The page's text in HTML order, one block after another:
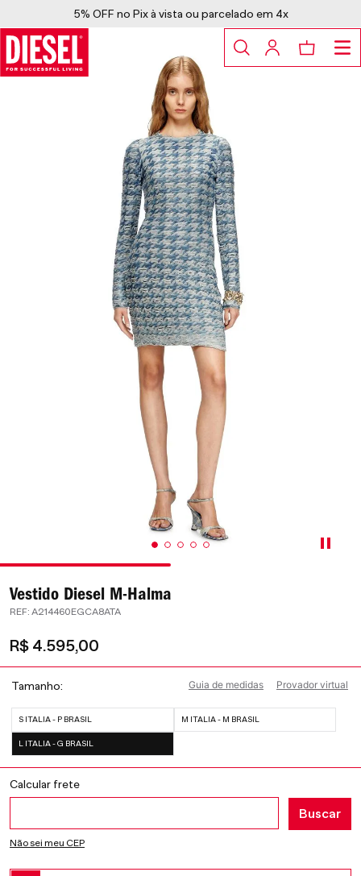
5% OFF no Pix à vista ou parcelado em 4x
Vestido Diesel M-Halma
: A214460EGCA8ATA
R$ 4.595,00
Provador virtual
Guia de medidas
Tamanho
S ITALIA - P BRASIL M ITALIA - M BRASIL
L ITALIA - G BRASIL
Não sei meu CEP